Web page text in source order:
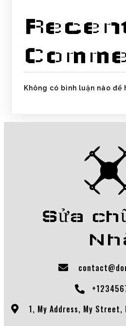
Không có bình luận nào để
Sửa
1, My Address, My Street,